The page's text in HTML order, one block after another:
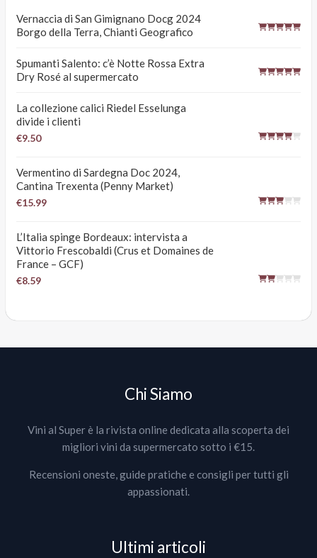
Vernaccia di San Gimignano Docg 2024
Borgo della Terra, Chianti Geografico
Spumanti Salento: c’è Notte Rossa Extra
Dry Rosé al supermercato
La collezione calici Riedel Esselunga
divide i clienti
€9.50
Vermentino di Sardegna Doc 2024,
Cantina Trexenta (Penny Market)
€15.99
L’Italia spinge Bordeaux: intervista a
Vittorio Frescobaldi (Crus et Domaines de
France – GCF)
€8.59
Chi Siamo
Vini al Super è la rivista online dedicata alla scoperta dei
migliori vini da supermercato sotto i €15.
Recensioni oneste, guide pratiche e consigli per tutti gli
appassionati.
Ultimi articoli